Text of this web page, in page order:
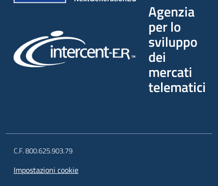
Agenzia
per lo
sviluppo
dei
mercati
telematici
C.F. 800.625.903.79
Impostazioni cookie